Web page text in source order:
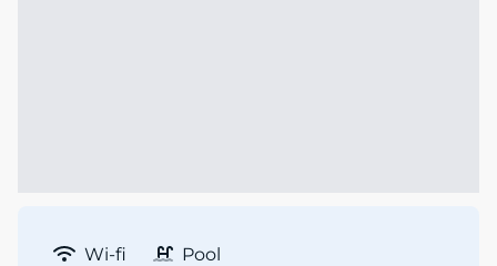
Wi-fi
Pool